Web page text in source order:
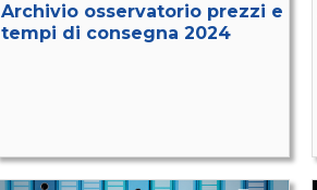
Archivio osservatorio prezzi e
tempi di consegna 2024